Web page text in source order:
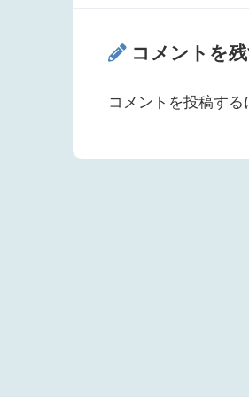
コメントを
コメントを投稿する